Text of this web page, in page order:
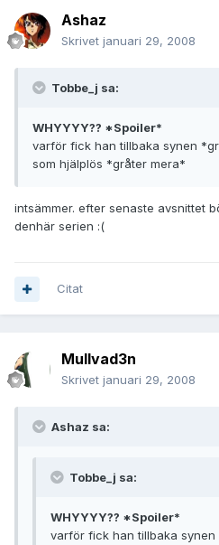
Ashaz
Skrivet januari 29, 2008
Tobbe_j sa:
WHYYYY?? *Spoiler*
varför fick han tillbaka synen
som hjälplös *gråter mera*
intsämmer. efter senaste avsnittet
denhär serien :(
Citat
Mullvad3n
Skrivet januari 29, 2008
Ashaz sa:
Tobbe_j sa:
WHYYYY?? *Spoiler*
varför fick han tillbaka